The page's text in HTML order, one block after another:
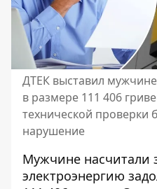
ДТЕК выставил
в размере 111 406
технической проверки
нарушение
Мужчине насчитали
электроэнергию